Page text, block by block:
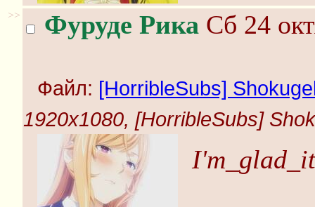
>> Фуруде Рика Сб 24
Файл: [HorribleSubs]
1920x1080, [HorribleSubs]